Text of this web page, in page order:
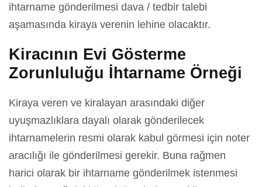
ihtarname gönderilmesi dava / tedbir talebi
aşamasında kiraya verenin lehine olacaktır.
Kiracının Evi Gösterme
Zorunluluğu İhtarname Örneği
Kiraya veren ve kiralayan arasındaki diğer
uyuşmazlıklara dayalı olarak gönderilecek
ihtarnamelerin resmi olarak kabul görmesi için noter
aracılığı ile gönderilmesi gerekir. Buna rağmen
harici olarak bir ihtarname gönderilmek istenmesi